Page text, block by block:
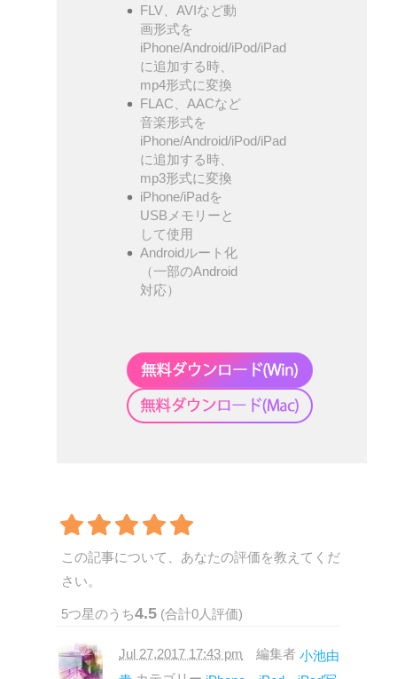
FLV、AVIなど動
画形式を
iPhone/Android/iPod/iPad
に追加する時、
mp4形式に変換
FLAC、AACなど
音楽形式を
iPhone/Android/iPod/iPad
に追加する時、
mp3形式に変換
iPhone/iPadを
USBメモリーと
して使用
Androidルート化
（一部のAndroid
対応）
この記事について、あなたの評価を教えてくだ
さい。
5つ星のうち4.5 (合計0 人評価)
Jul 27,2017 17:43 pm 編集者 小池由